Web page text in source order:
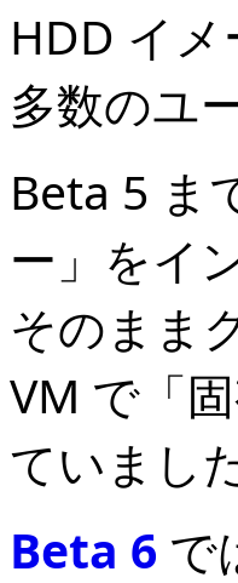
HDD イ
多数のユ
Beta 5 ま
ー」をイ
そのまま
VM で「
ていました
Beta 6 で